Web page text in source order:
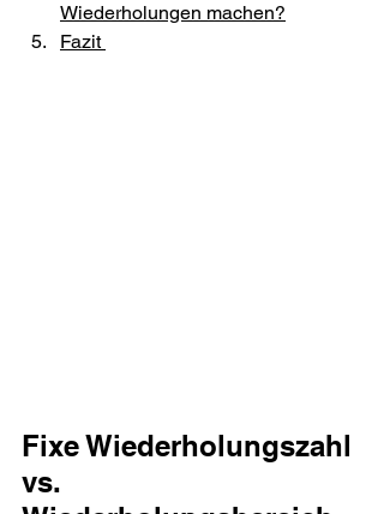
Wiederholungen machen?
Fazit
Fixe Wiederholungszahl
vs.